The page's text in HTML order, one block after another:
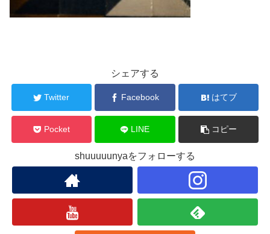
シェアする
Twitter Facebook はてブ
Pocket LINE コピー
shuuuuunyaをフォローする